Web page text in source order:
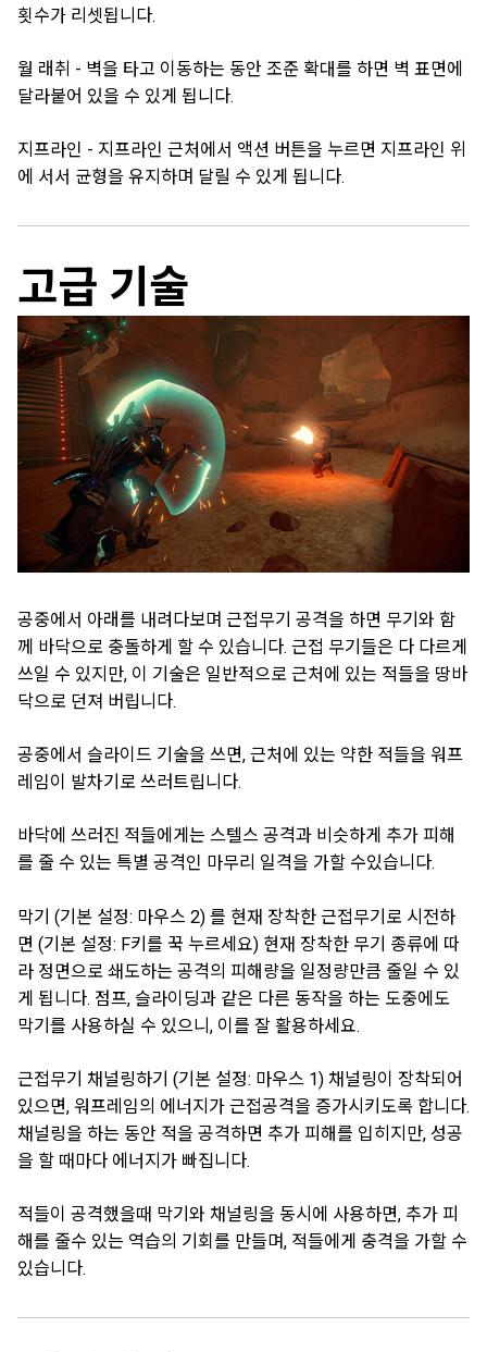
횟수가 리셋됩니다.
월 래취 - 벽을 타고 이동하는 동안 조준 확대를 하면 벽 표면에
달라붙어 있을 수 있게 됩니다.
지프라인 - 지프라인 근처에서 액션 버튼을 누르면 지프라인 위
에 서서 균형을 유지하며 달릴 수 있게 됩니다.
고급 기술
공중에서 아래를 내려다보며 근접무기 공격을 하면 무기와 함
께 바닥으로 충돌하게 할 수 있습니다. 근접 무기들은 다 다르게
쓰일 수 있지만, 이 기술은 일반적으로 근처에 있는 적들을 땅바
닥으로 던져 버립니다.
공중에서 슬라이드 기술을 쓰면, 근처에 있는 약한 적들을 워프
레임이 발차기로 쓰러트립니다.
바닥에 쓰러진 적들에게는 스텔스 공격과 비슷하게 추가 피해
를 줄 수 있는 특별 공격인 마무리 일격을 가할 수있습니다.
막기 (기본 설정: 마우스 2) 를 현재 장착한 근접무기로 시전하
면 (기본 설정: F키를 꾹 누르세요) 현재 장착한 무기 종류에 따
라 정면으로 쇄도하는 공격의 피해량을 일정량만큼 줄일 수 있
게 됩니다. 점프, 슬라이딩과 같은 다른 동작을 하는 도중에도
막기를 사용하실 수 있으니, 이를 잘 활용하세요.
근접무기 채널링하기 (기본 설정: 마우스 1) 채널링이 장착되어
있으면, 워프레임의 에너지가 근접공격을 증가시키도록 합니다.
채널링을 하는 동안 적을 공격하면 추가 피해를 입히지만, 성공
을 할 때마다 에너지가 빠집니다.
적들이 공격했을때 막기와 채널링을 동시에 사용하면, 추가 피
해를 줄수 있는 역습의 기회를 만들며, 적들에게 충격을 가할 수
있습니다.